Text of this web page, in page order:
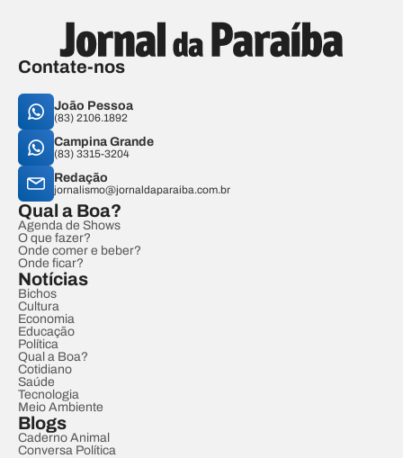
Contate-nos
João Pessoa
(83) 2106.1892
Campina Grande
(83) 3315-3204
Redação
jornalismo@jornaldaparaiba.com.br
Qual a Boa?
Agenda de Shows
O que fazer?
Onde comer e beber?
Onde ficar?
Notícias
Bichos
Cultura
Economia
Educação
Política
Qual a Boa?
Cotidiano
Saúde
Tecnologia
Meio Ambiente
Blogs
Caderno Animal
Conversa Política